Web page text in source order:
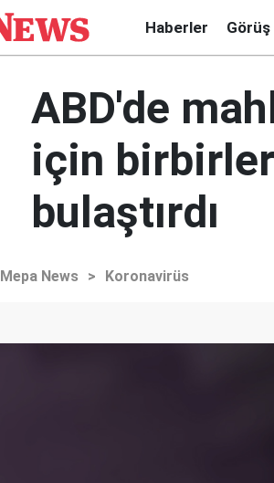
Haberler Görüş
ABD'de
için
bulaştırdı
Mepa News > Koronavirüs